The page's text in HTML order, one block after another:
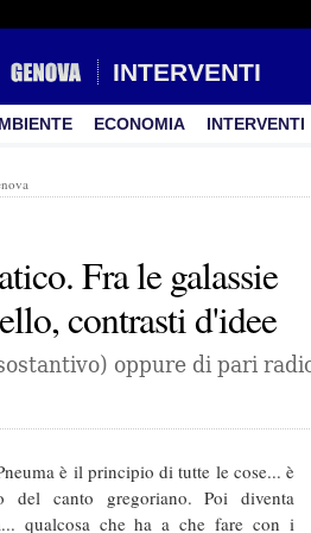
INTERVENTI
ECONOMIA INTERVENTI
Fra le galassie
contrasti d'idee
oppure di pari
è il principio di tutte le cose... è
del canto gregoriano. Poi diventa
qualcosa che ha a che fare con i